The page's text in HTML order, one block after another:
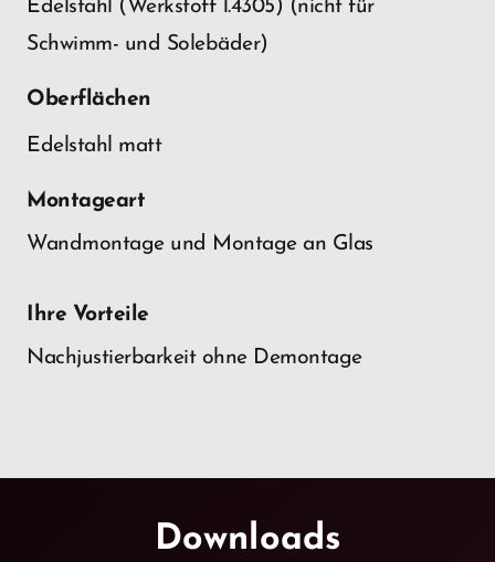
Edelstahl (Werkstoff 1.4305) (nicht für
Schwimm- und Solebäder)
Oberflächen
Edelstahl matt
Montageart
Wandmontage und Montage an Glas
Ihre Vorteile
Nachjustierbarkeit ohne Demontage
Downloads